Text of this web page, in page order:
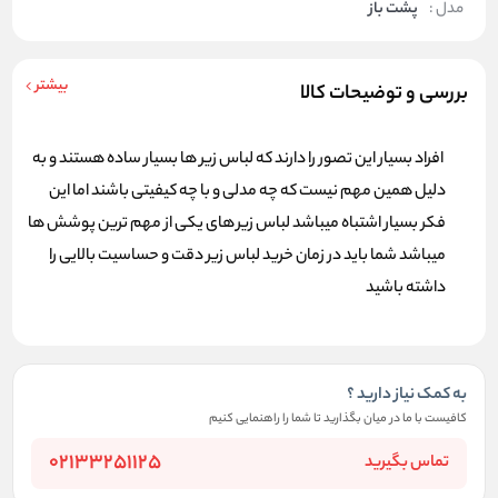
مدل : پشت باز
بررسی و توضیحات کالا بیشتر
افراد بسیار این تصور را دارند که لباس زیر ها بسیار ساده هستند و به
دلیل همین مهم نیست که چه مدلی و با چه کیفیتی باشند اما این
فکر بسیار اشتباه میباشدلباس زیرهای یکی از مهم ترین پوشش ها
میباشد شما باید در زمان خرید لباس زیر دقت و حساسیت بالایی را
داشته باشید
به کمک نیاز دارید ؟
کافیست با ما در میان بگذارید تا شما را راهنمایی کنیم
تماس بگیرید 02133251125